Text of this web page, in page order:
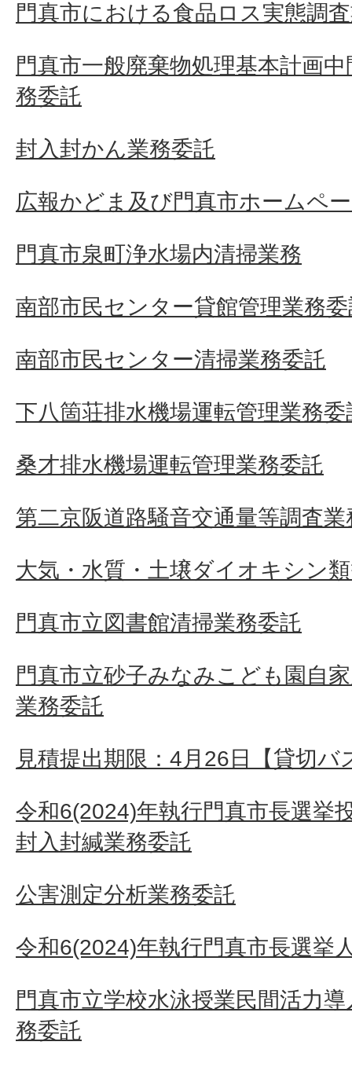
門真市における食品ロス実態調
門真市一般廃棄物処理基本計画
務委託
封入封かん業務委託
広報かどま及び門真市ホームペ
門真市泉町浄水場内清掃業務
南部市民センター貸館管理業務
南部市民センター清掃業務委託
下八箇荘排水機場運転管理業務委
桑才排水機場運転管理業務委託
第二京阪道路騒音交通量等調査業
大気・水質・土壌ダイオキシン
門真市立図書館清掃業務委託
門真市立砂子みなみこども園自
業務委託
見積提出期限：4月26日【貸切バ
令和6(2024)年執行門真市長選挙
封入封緘業務委託
公害測定分析業務委託
令和6(2024)年執行門真市長選挙
門真市立学校水泳授業民間活力
務委託